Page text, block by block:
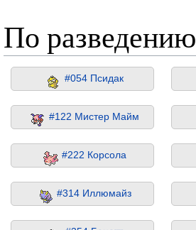
По разведению
#054 Псидак
#122 Мистер Майм
#222 Корсола
#314 Иллюмайз